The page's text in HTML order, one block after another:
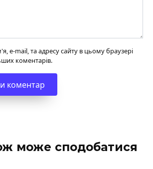
e-mail, та адресу сайту в цьому браузері
коментарів.
може сподобатися